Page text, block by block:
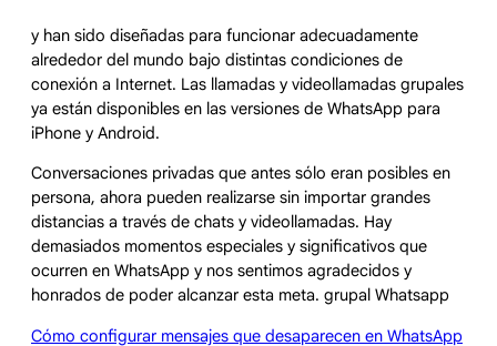
y han sido diseñadas para funcionar adecuadamente
alrededor del mundo bajo distintas condiciones de
conexión a Internet. Las llamadas y videollamadas grupales
ya están disponibles en las versiones de WhatsApp para
iPhone y Android.
Conversaciones privadas que antes sólo eran posibles en
persona, ahora pueden realizarse sin importar grandes
distancias a través de chats y videollamadas. Hay
demasiados momentos especiales y significativos que
ocurren en WhatsApp y nos sentimos agradecidos y
honrados de poder alcanzar esta meta. grupal Whatsapp
Cómo configurar mensajes que desaparecen en WhatsApp